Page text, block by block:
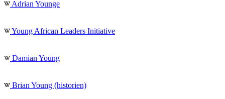
Adrian Younge
Young African Leaders Initiative
Damian Young
Brian Young (historien)